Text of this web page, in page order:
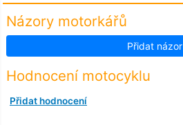
Názory motorkářů
Přidat názor
Hodnocení motocyklu
Přidat hodnocení